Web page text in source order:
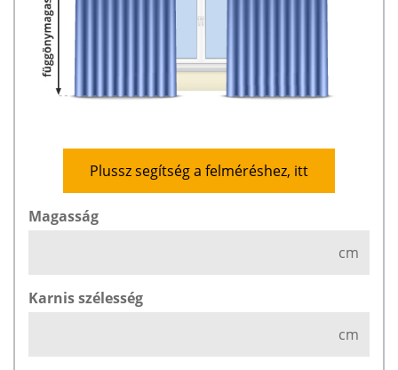
Plussz segítség a felméréshez, itt
Magasság
cm
Karnis szélesség
cm